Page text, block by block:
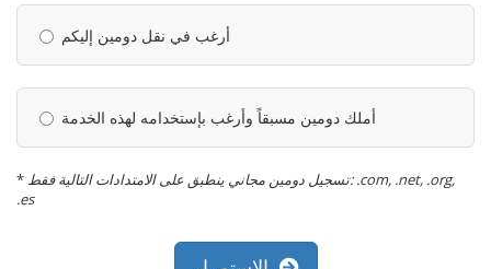
أرغب في نقل دومين إليكم
أملك دومين مسبقاً وأرغب بإستخدامه لهذه الخدمة
* تسجيل دومين مجاني ينطبق على الامتدادات التالية فقط: .com, .net, .org,
.es